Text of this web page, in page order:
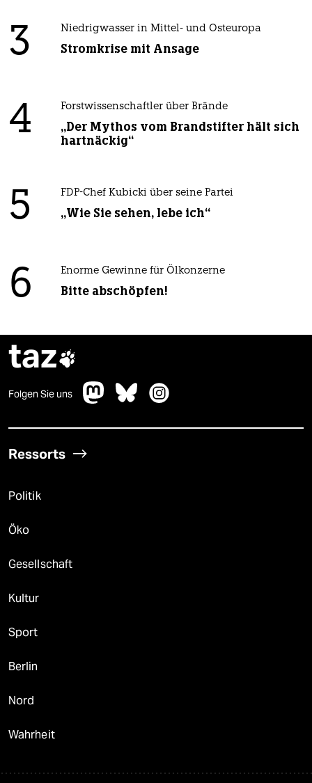
3 Niedrigwasser in Mittel- und Osteuropa
Stromkrise mit Ansage
4 Forstwissenschaftler über Brände
„Der Mythos vom Brandstifter hält sich
hartnäckig“
5 FDP-Chef Kubicki über seine Partei
„Wie Sie sehen, lebe ich“
6 Enorme Gewinne für Ölkonzerne
Bitte abschöpfen!
taz
Folgen Sie uns
Ressorts
Politik
Öko
Gesellschaft
Kultur
Sport
Berlin
Nord
Wahrheit